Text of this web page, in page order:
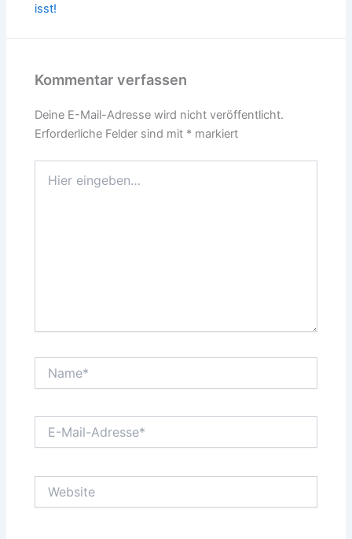
isst!
Kommentar verfassen
Deine E-Mail-Adresse wird nicht veröffentlicht.
Erforderliche Felder sind mit * markiert
eingeben…
Mail-